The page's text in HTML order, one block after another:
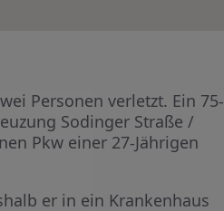
Personen verletzt. Ein 75-
Sodinger Straße /
Pkw einer 27-Jährigen
er in ein Krankenhaus